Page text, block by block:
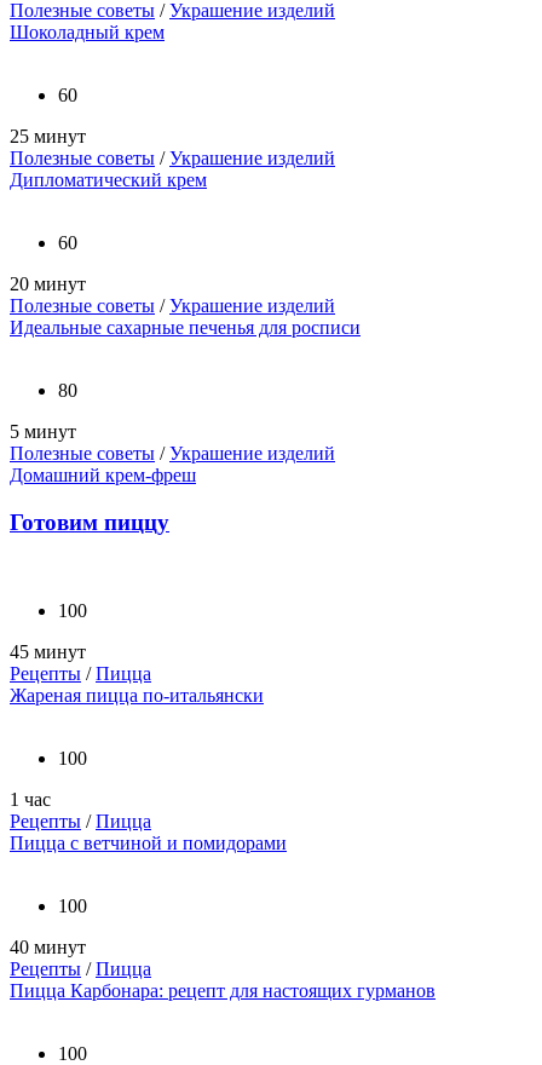
Полезные советы /Украшение изделий
Шоколадный крем
60
25 минут
Полезные советы /Украшение изделий
Дипломатический крем
60
20 минут
Полезные советы /Украшение изделий
Идеальные сахарные печенья для росписи
80
5 минут
Полезные советы /Украшение изделий
Домашний крем-фреш
Готовим пиццу
100
45 минут
Рецепты /Пицца
Жареная пицца по-итальянски
100
1 час
Рецепты /Пицца
Пицца с ветчиной и помидорами
100
40 минут
Рецепты /Пицца
Пицца Карбонара: рецепт для настоящих гурманов
100